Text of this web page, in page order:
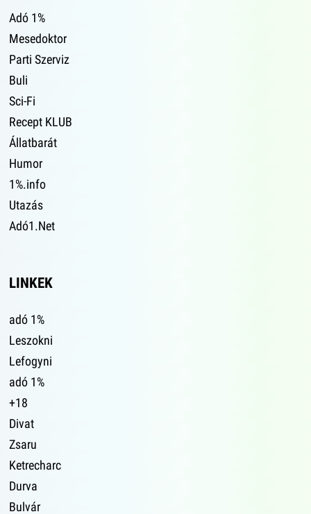
Adó 1%
Mesedoktor
Parti Szerviz
Buli
Sci-Fi
Recept KLUB
Állatbarát
Humor
1%.info
Utazás
Adó1.Net
LINKEK
adó 1%
Leszokni
Lefogyni
adó 1%
+18
Divat
Zsaru
Ketrecharc
Durva
Bulvár